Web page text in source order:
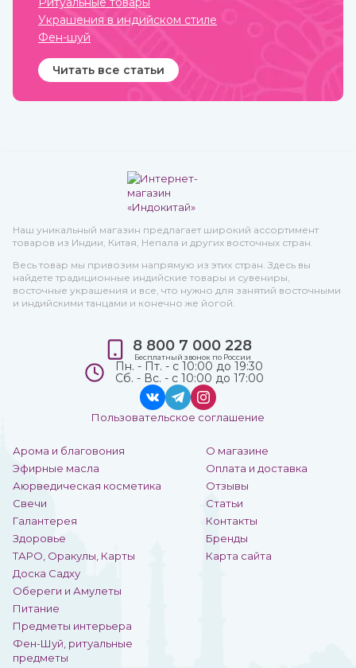
Украшения в индийском стиле
Фен-шуй
Читать все статьи
Наш уникальный магазин предлагает широкий ассортимент
товаров из Индии, Китая, Непала и других восточных стран.
Весь товар мы привозим напрямую из этих стран. Здесь вы
найдете традиционные индийские товары и сувениры,
восточные украшения и все, что нужно для занятий восточными
и индийскими танцами и конечно же йогой.
Арома и благовония
Эфирные масла
Аюрведическая косметика
Свечи
Галантерея
Здоровье
ТАРО, Оракулы, Карты
Доска Садху
Обереги и Амулеты
Питание
Предметы интерьера
Фен-Шуй, ритуальные
предметы
О магазине
Оплата и доставка
Отзывы
Статьи
Контакты
Бренды
Карта сайта
8 800 7 000 228
Бесплатный звонок по России
Пн. - Пт. - с 10:00 до 19:30
Сб. - Вс. - с 10:00 до 17:00
Пользовательское соглашение